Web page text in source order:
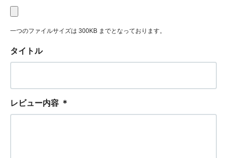
一つのファイルサイズは 300KB までとなっております。
タイトル
レビュー内容 ＊